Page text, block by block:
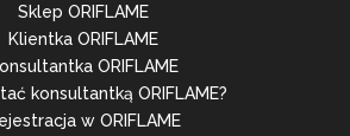
Sklep ORIFLAME
Klientka ORIFLAME
ORIFLAME
konsultantką ORIFLAME?
w ORIFLAME